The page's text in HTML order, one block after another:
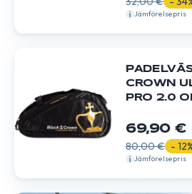
Jämförelsepris
CROWN
PRO 2.0
69,90 €
80,00 € -
Jämförelsepris